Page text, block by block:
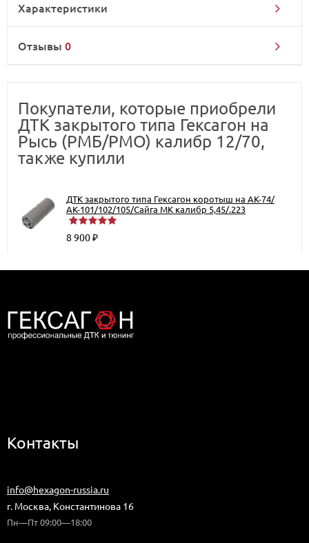
Характеристики
Отзывы 0
Покупатели, которые приобрели
ДТК закрытого типа Гексагон на
Рысь (РМБ/РМО) калибр 12/70,
также купили
ДТК закрытого типа Гексагон коротыш на АК-74/
АК-101/102/105/Сайга МК калибр 5,45/.223
8 900
Контакты
info@hexagon-russia.ru
г. Москва, Константинова 16
Пн—Пт 09:00—18:00